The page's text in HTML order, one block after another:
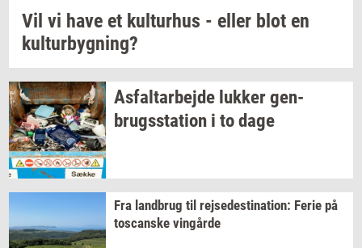
Vil vi have et kul­tur­hus - eller blot en
kul­tur­byg­ning?
As­fal­t­ar­bej­de luk­kergen­
brugs­sta­tion i to dage
Fra land­brug til rej­se­desti­na­tion: Ferie på
toscan­ske vin­går­de